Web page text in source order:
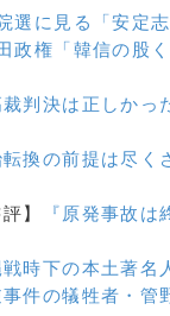
選に見る「安定
政権「韓信の股
判決は正しかっ
換の前提は尽く
】
『原発事故
時下の本土著名
事件の犠牲者・管